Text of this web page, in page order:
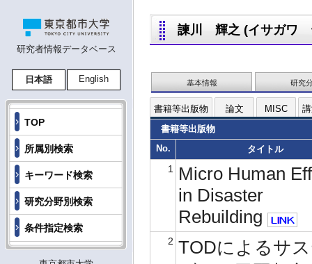
研究者情報データベース
日本語 English
TOP
所属別検索
キーワード検索
研究分野別検索
条件指定検索
諫川 輝之 (イサガワ
基本情報 研究
書籍等出版物 論文 MISC
書籍等出版物
No.
タイトル
1
Micro Human
in Disaster
Rebuilding
2 TODによるサ